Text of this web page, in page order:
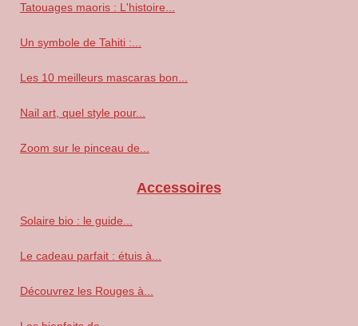
Tatouages maoris : L'histoire...
Un symbole de Tahiti :...
Les 10 meilleurs mascaras bon...
Nail art, quel style pour...
Zoom sur le pinceau de...
Accessoires
Solaire bio : le guide...
Le cadeau parfait : étuis à...
Découvrez les Rouges à...